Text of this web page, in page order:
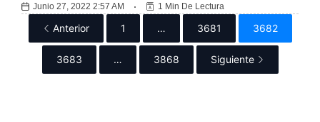
Junio 27, 2022 2:57 AM 1 Min De Lectura
Anterior 1 … 3681 3682
3683 … 3868 Siguiente